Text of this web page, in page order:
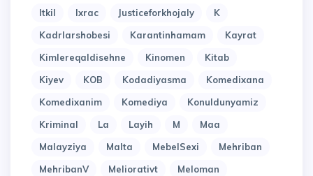
Itkil
Ixrac Justiceforkhojaly
K
Kadrlarshobesi
Karantinhamam
Kayrat
Kimlereqaldisehne
Kinomen
Kitab
Kiyev
KOB Kodadiyasma
Komedixana
Komedixanim
Komediya
Konuldunyamiz
Kriminal
La Layih M
Maa
Malayziya
Malta MebelSexi
Mehriban
MehribanV
Meliorativt
Meloman